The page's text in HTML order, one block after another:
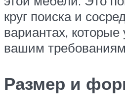
круг поиска и
вариантах,
вашим
Размер и